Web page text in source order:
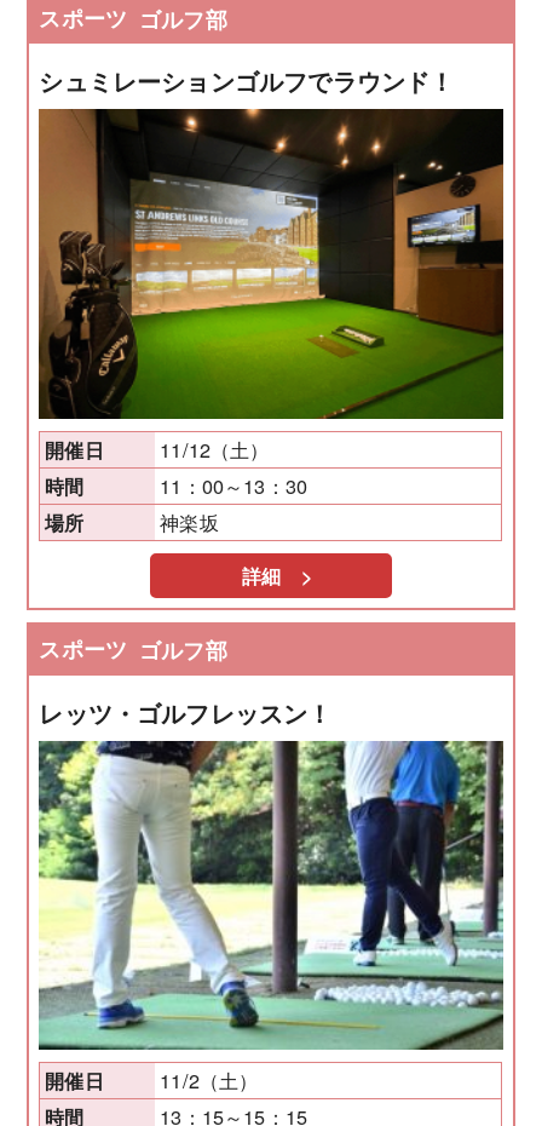
スポーツ ゴルフ部
シュミレーションゴルフでラウンド！
開催日 11/12（土）
時間 11：00～13：30
場所 神楽坂
詳細 >
スポーツ ゴルフ部
レッツ・ゴルフレッスン！
開催日 11/2（土）
時間 13：15～15：15